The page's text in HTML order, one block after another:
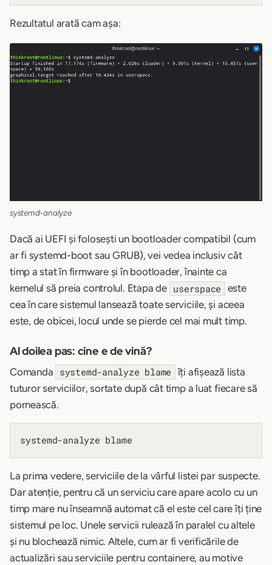
Rezultatul arată cam așa:
systemd-analyze
Dacă ai UEFI și folosești un bootloader compatibil (cum
ar fi systemd-boot sau GRUB), vei vedea inclusiv cât
timp a stat în firmware și în bootloader, înainte ca
kernelul să preia controlul. Etapa de userspace
este
cea în care sistemul lansează toate serviciile, și aceea
este, de obicei, locul unde se pierde cel mai mult timp.
Al doilea pas: cine e de vină?
Comanda systemd-analyze blame îți afișează lista
tuturor serviciilor, sortate după cât timp a luat fiecare să
pornească.
La prima vedere, serviciile de la vârful listei par suspecte.
Dar atenție, pentru că un serviciu care apare acolo cu un
timp mare nu înseamnă automat că el este cel care îți ține
sistemul pe loc. Unele servicii rulează în paralel cu altele
și nu blochează nimic. Altele, cum ar fi verificările de
actualizări sau serviciile pentru containere, au motive